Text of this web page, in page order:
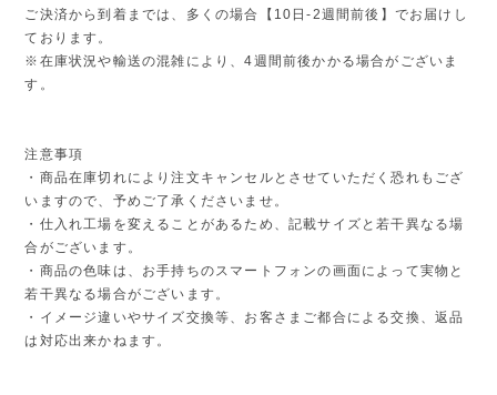
ご決済から到着までは、多くの場合【10日-2週間前後】でお届けし
ております。
※在庫状況や輸送の混雑により、4週間前後かかる場合がございま
す。
注意事項
・商品在庫切れにより注文キャンセルとさせていただく恐れもござ
いますので、予めご了承くださいませ。
・仕入れ工場を変えることがあるため、記載サイズと若干異なる場
合がございます。
・商品の色味は、お手持ちのスマートフォンの画面によって実物と
若干異なる場合がございます。
・イメージ違いやサイズ交換等、お客さまご都合による交換、返品
は対応出来かねます。